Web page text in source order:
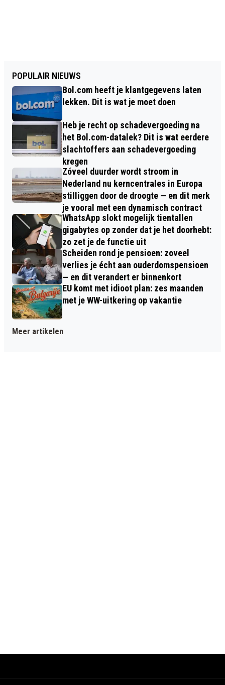
POPULAIR NIEUWS
Bol.com heeft je klantgegevens laten
lekken. Dit is wat je moet doen
Heb je recht op schadevergoeding na
het Bol.com-datalek? Dit is wat eerdere
slachtoffers aan schadevergoeding
kregen
Zóveel duurder wordt stroom in
Nederland nu kerncentrales in Europa
stilliggen door de droogte — en dit merk
je vooral met een dynamisch contract
WhatsApp slokt mogelijk tientallen
gigabytes op zonder dat je het doorhebt:
zo zet je de functie uit
Scheiden rond je pensioen: zoveel
verlies je écht aan ouderdomspensioen
— en dit verandert er binnenkort
EU komt met idioot plan: zes maanden
met je WW-uitkering op vakantie
Meer artikelen